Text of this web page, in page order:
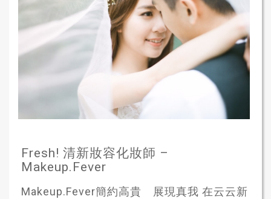
Fresh! 清新妝容化妝師 –
Makeup.Fever
Makeup.Fever簡約高貴 展現真我 在云云新